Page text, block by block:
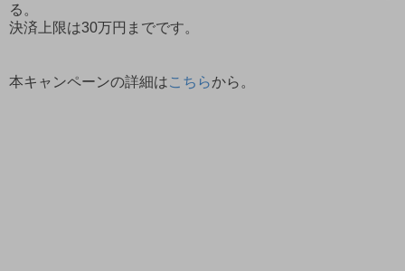
る。
決済上限は30万円までです。
本キャンペーンの詳細はこちらから。